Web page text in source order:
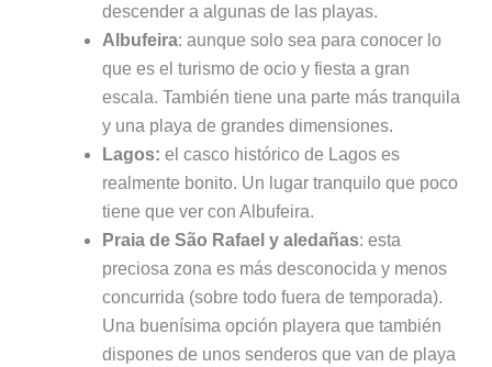
descender a algunas de las playas.
Albufeira: aunque solo sea para conocer lo
que es el turismo de ocio y fiesta a gran
escala. También tiene una parte más tranquila
y una playa de grandes dimensiones.
Lagos: el casco histórico de Lagos es
realmente bonito. Un lugar tranquilo que poco
tiene que ver con Albufeira.
Praia de São Rafael y aledañas: esta
preciosa zona es más desconocida y menos
concurrida (sobre todo fuera de temporada).
Una buenísima opción playera que también
dispones de unos senderos que van de playa